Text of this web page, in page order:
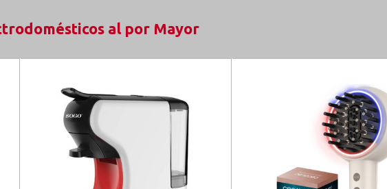
al por Mayor